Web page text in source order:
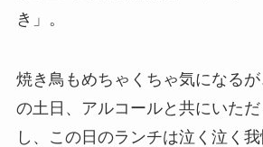
き」。
焼き鳥もめちゃくちゃ気になる
の土日、アルコールと共にいた
し、この日のランチは泣く泣く我